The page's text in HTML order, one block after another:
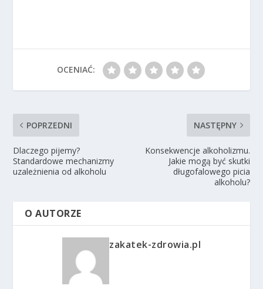
OCENIAĆ:
POPRZEDNI
Dlaczego pijemy?
Standardowe mechanizmy
uzależnienia od alkoholu
NASTĘPNY
Konsekwencje alkoholizmu.
Jakie mogą być skutki
długofalowego picia
alkoholu?
O AUTORZE
zakatek-zdrowia.pl